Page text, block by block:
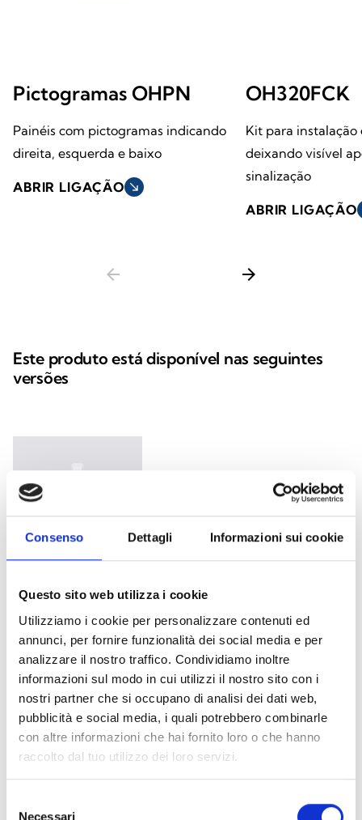
Consenso Dettagli Informazioni sui cookie
Questo sito web utilizza i cookie
Utilizziamo i cookie per personalizzare contenuti ed
annunci, per fornire funzionalità dei social media e per
analizzare il nostro traffico. Condividiamo inoltre
informazioni sul modo in cui utilizzi il nostro sito con i
nostri partner che si occupano di analisi dei dati web,
pubblicità e social media, i quali potrebbero combinarle
con altre informazioni che hai fornito loro o che hanno
raccolto dal tuo utilizzo dei loro servizi.
Necessari
Pictogramas OHPN
Painéis com pictogramas indicando
direita, esquerda e baixo
ABRIR LIGAÇÃO south_east
OH320FCK
Kit para instalação
deixando visível
sinalização
ABRIR LIGAÇÃO
arrow_back arrow_forward
Este produto está disponível nas seguintes
versões
HP320AA000340
Versão Auto‑teste
HP320BA000340
Versão Supervisão através do BUS